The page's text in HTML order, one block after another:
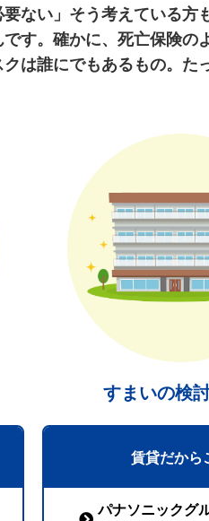
ない」そう考えている方
す。確かに、死亡保険の
は誰にでもあるもの。
すまいの検
賃貸だから
パナソニックグ